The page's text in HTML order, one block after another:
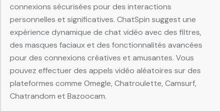
connexions sécurisées pour des interactions
personnelles et significatives. ChatSpin suggest une
expérience dynamique de chat vidéo avec des filtres,
des masques faciaux et des fonctionnalités avancées
pour des connexions créatives et amusantes. Vous
pouvez effectuer des appels vidéo aléatoires sur des
plateformes comme Omegle, Chatroulette, Camsurf,
Chatrandom et Bazoocam.